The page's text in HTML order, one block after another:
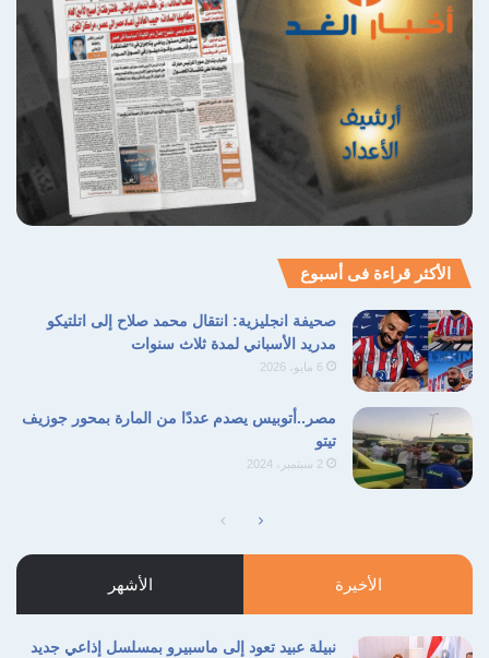
الأكثر قراءة فى أسبوع
صحيفة انجليزية: انتقال محمد صلاح إلى اتلتيكو
مدريد الأسباني لمدة ثلاث سنوات
6 مايو، 2026
مصر..أتوبيس يصدم عددًا من المارة بمحور جوزيف
تيتو
2 سبتمبر، 2024
الصفحةالصفحة
الأخيرة الأشهر
نبيلة عبيد تعود إلى ماسبيرو بمسلسل إذاعي جديد